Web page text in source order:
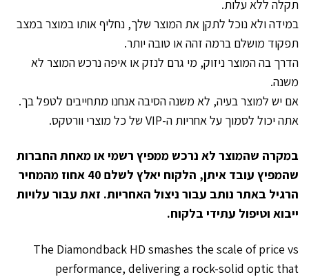
תקלה ללא עלות.
במידה ולא נוכל לתקן את המוצר שלך, נחליף אותו במוצר במצב
תפקוד מושלם ברמה זהה או טובה יותר.
הדרך בה המוצר ניזוק, מי גרם לנזק או איפה נרכש המוצר לא
משנה.
אם יש למוצר בעיה, לא משנה הסיבה אנחנו מתחייבים לטפל בך.
אתה יכול לסמוך על אחריות ה-VIP של כל מוצרי וורטקס.
במקרה שהמוצר לא נרכש ממפיץ רשמי או מאחת החברות
שהמפיץ עובד איתן, הלקוח יאלץ לשלם 40 אחוז מהמחיר
הרגיל באתר נותב עבור ניצול האחריות. זאת עבור עלויות
ייבוא וטיפול עתידי בלקוח.
The Diamondback HD smashes the scale of price vs
performance, delivering a rock-solid optic that